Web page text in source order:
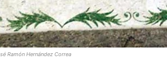
Ramón Hernández Correa